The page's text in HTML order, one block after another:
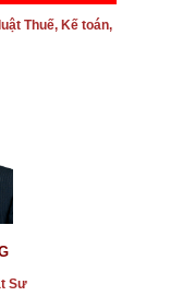
Thuế, Kế toán,
Sư
đất trên mạng
loạn
người ở Đồng
nhũng trong